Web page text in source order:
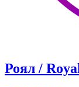
Роял /